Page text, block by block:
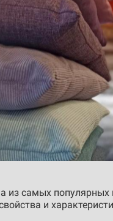
из самых популярных
и